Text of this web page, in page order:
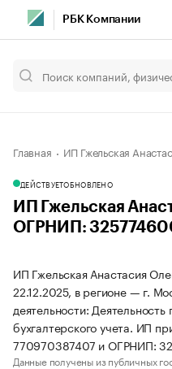
РБК Компании
Главная ИП Гжельская
ДЕЙСТВУЕТОБНОВЛЕНО
ИП Гжельская
ОГРНИП:
ИП Гжельская Анастасия
22.12.2025, в регионе — г.
деятельности:
бухгалтерского учета. ИП
770970387407 и ОГРНИП:
Данные получены из публичных